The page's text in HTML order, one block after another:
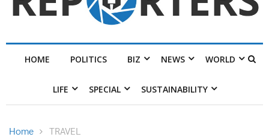
POLITICS BIZ NEWS WORLD